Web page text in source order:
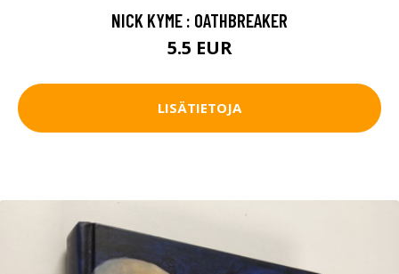
NICK KYME : OATHBREAKER
5.5 EUR
LISÄTIETOJA